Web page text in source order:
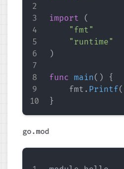
import
(
"fmt"
"runtime"
)
func main( )
{
    fmt
. Printf(
}
go.mod